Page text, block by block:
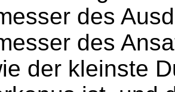
des
des
der kleinste